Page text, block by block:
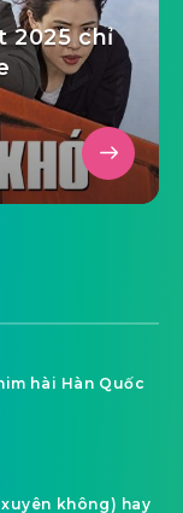
2025 chỉ
hài Hàn Quốc
không) hay